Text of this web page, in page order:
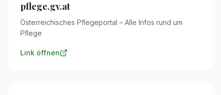
pflege.gv.at
Österreichisches Pflegeportal – Alle Infos rund um
Pflege
Link öffnen